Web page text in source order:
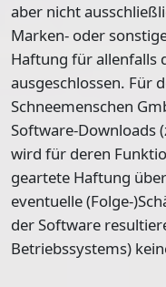
aber nicht
Marken- oder
Haftung für allenfalls
ausgeschlossen. Für
Schneemenschen
Software-Downloads
wird für deren
geartete Haftung
eventuelle (Folge-
der Software
Betriebssystems)